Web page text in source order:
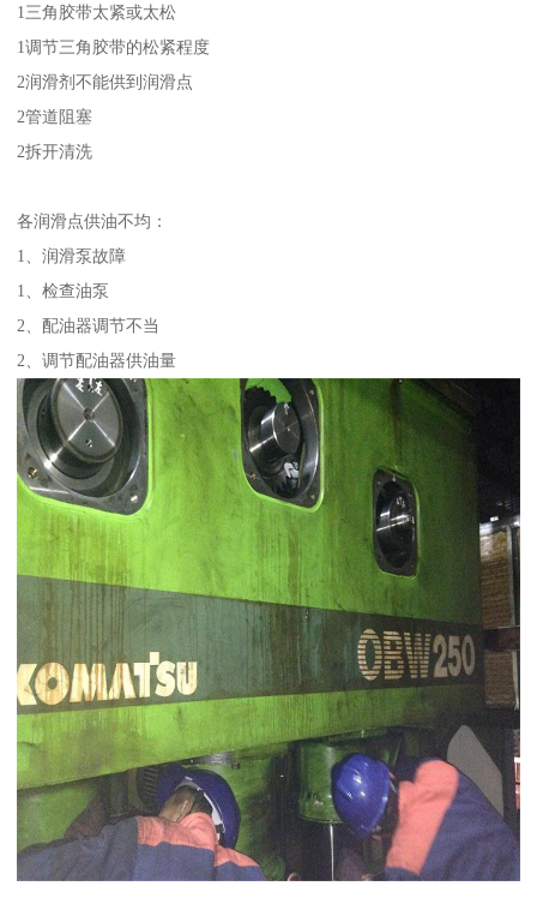
1三角胶带太紧或太松
1调节三角胶带的松紧程度
2润滑剂不能供到润滑点
2管道阻塞
2拆开清洗
各润滑点供油不均：
1、润滑泵故障
1、检查油泵
2、配油器调节不当
2、调节配油器供油量